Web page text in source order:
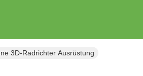
3D-Radrichter Ausrüstung